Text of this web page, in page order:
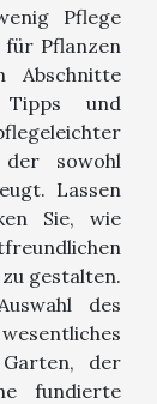
Pflege
Pflanzen
Abschnitte
und
sowohl
Lassen
Sie, wie
gestalten.
des
der
fundierte